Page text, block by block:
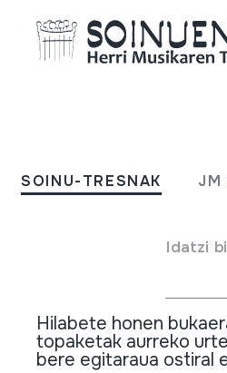
SOINU-TRESNAK JM
Idatzi
Albokarien
Hilabete honen
topaketak aurreko
bere egitaraua ostiral